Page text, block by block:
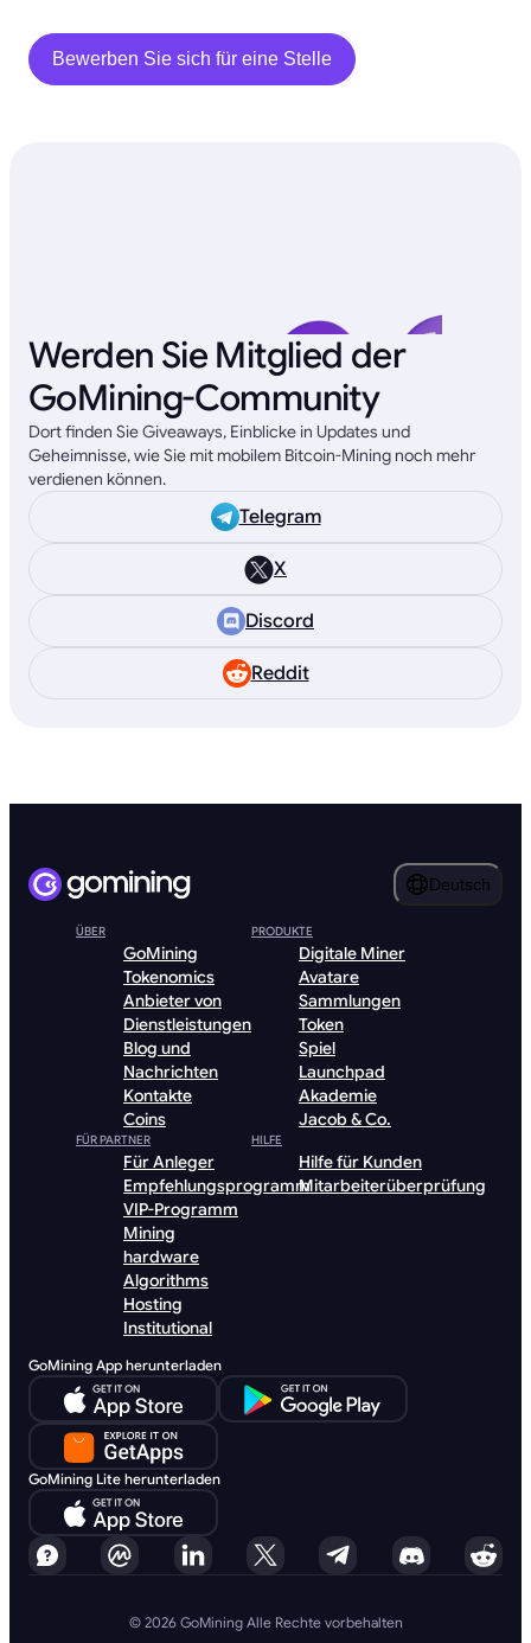
Bewerben Sie sich für eine Stelle
Werden Sie Mitglied der
GoMining-Community
Dort finden Sie Giveaways, Einblicke in Updates und
Geheimnisse, wie Sie mit mobilem Bitcoin-Mining noch mehr
verdienen können.
Telegram
X
Discord
Reddit
Deutsch
ÜBER
GoMining
Tokenomics
Anbieter von
Dienstleistungen
Blog und
Nachrichten
Kontakte
Coins
PRODUKTE
Digitale Miner
Avatare
Sammlungen
Token
Spiel
Launchpad
Akademie
Jacob & Co.
FÜR PARTNER
Für Anleger
Empfehlungsprogramm
VIP-Programm
Mining
hardware
Algorithms
Hosting
Institutional
HILFE
Hilfe für Kunden
Mitarbeiterüberprüfung
GoMining App herunterladen
GoMining Lite herunterladen
© 2026 GoMining Alle Rechte vorbehalten